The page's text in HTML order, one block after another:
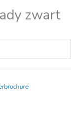
zwart